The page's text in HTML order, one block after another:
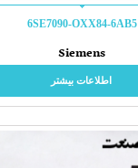
6SE7090-OXX84-6AB5
Siemens
اطلاعات بیشتر